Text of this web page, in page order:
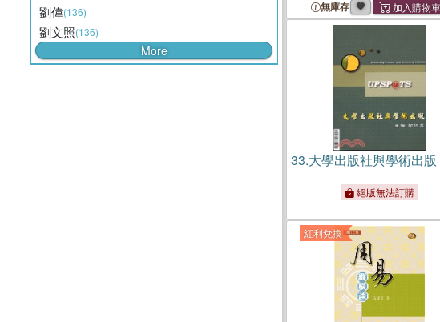
劉偉(136)
劉文照(136)
More
無庫存
33.大學出版社與學術出版
絕版無法訂購
紅利兌換